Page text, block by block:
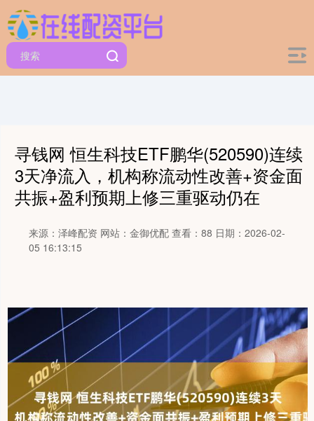
寻钱网 恒生科技ETF鹏华(520590)连续
3天净流入，机构称流动性改善+资金面
共振+盈利预期上修三重驱动仍在
来源：泽峰配资 网站：金御优配 查看：88 日期：2026-02-
05 16:13:15